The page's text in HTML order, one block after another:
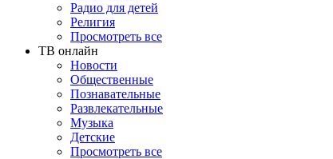
Радио для детей
Религия
Просмотреть все
ТВ онлайн
Новости
Общественные
Познавательные
Развлекательные
Музыка
Детские
Просмотреть все